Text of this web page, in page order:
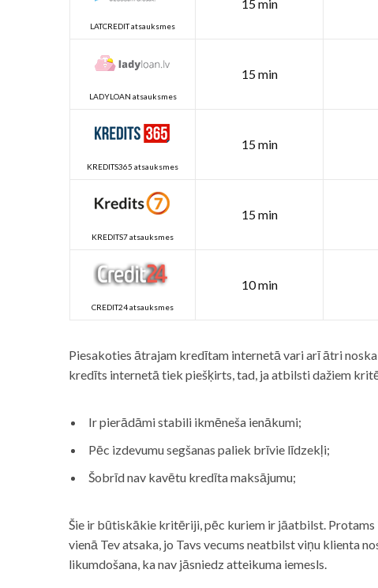
LATCREDIT atsauksmes
15 min
LADYLOAN atsauksmes
15 min
KREDITS365 atsauksmes
15 min
KREDITS7 atsauksmes
15 min
CREDIT24 atsauksmes
10 min
Piesakoties ātrajam kredītam internetā vari arī ātri
kredīts internetā tiek piešķirts, tad, ja atbilsti dažiem
Ir pierādāmi stabili ikmēneša ienākumi;
Pēc izdevumu segšanas paliek brīvie līdzekļi;
Šobrīd nav kavētu kredīta maksājumu;
Šie ir būtiskākie kritēriji, pēc kuriem ir jāatbilst.
vienā Tev atsaka, jo Tavs vecums neatbilst viņu klienta
likumdošana, ka nav jāsniedz atteikuma iemesls.